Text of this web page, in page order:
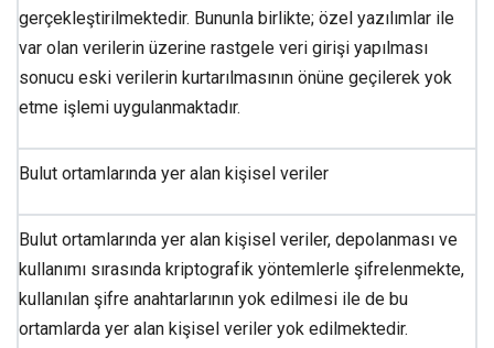
gerçekleştirilmektedir. Bununla birlikte; özel yazılımlar ile
var olan verilerin üzerine rastgele veri girişi yapılması
sonucu eski verilerin kurtarılmasının önüne geçilerek yok
etme işlemi uygulanmaktadır.
Bulut ortamlarında yer alan kişisel veriler
Bulut ortamlarında yer alan kişisel veriler, depolanması ve
kullanımı sırasında kriptografik yöntemlerle şifrelenmekte,
kullanılan şifre anahtarlarının yok edilmesi ile de bu
ortamlarda yer alan kişisel veriler yok edilmektedir.